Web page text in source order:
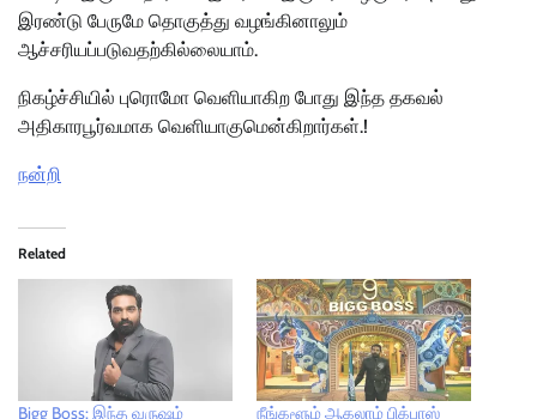
இரண்டு பேருமே தொகுத்து வழங்கினாலும்
ஆச்சரியப்படுவதற்கில்லையாம்.
நிகழ்ச்சியில் புரொமோ வெளியாகிற போது இந்த தகவல்
அதிகாரபூர்வமாக வெளியாகுமென்கிறார்கள்.!
நன்றி
Related
Bigg Boss: இந்த வருஷம் நீங்களூம் ஆகலாம் பிக்பாஸ்